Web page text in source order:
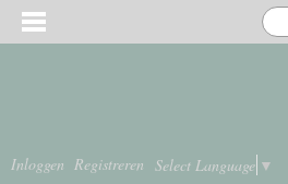
Inloggen Registreren Select Language ▼